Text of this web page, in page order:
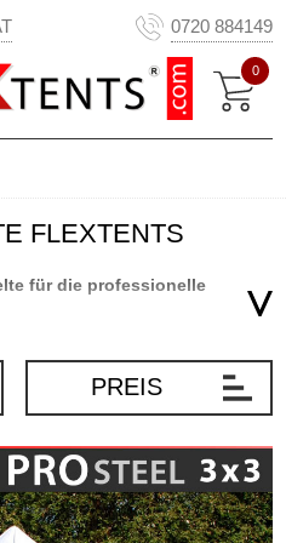
0720 884149
0
FLEXTENTS
für die professionelle
FleXtents®-Faltzelte. Wählen Sie
an innovativen, praktischen
an FleXtents®-Faltzelten
(B1) FleXtents®-
PREIS